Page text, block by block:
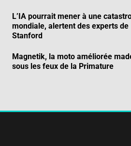
L’IA pourrait mener à une
mondiale, alertent des experts de
Stanford
Magnetik, la moto améliorée
sous les feux de la Primature